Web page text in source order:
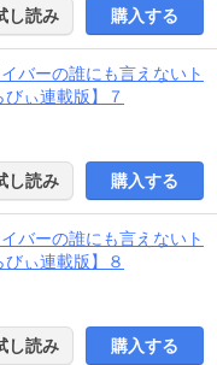
し読み 購入する
バーの誰にも言えないト
ぃ連載版】７
し読み 購入する
バーの誰にも言えないト
ぃ連載版】８
し読み 購入する